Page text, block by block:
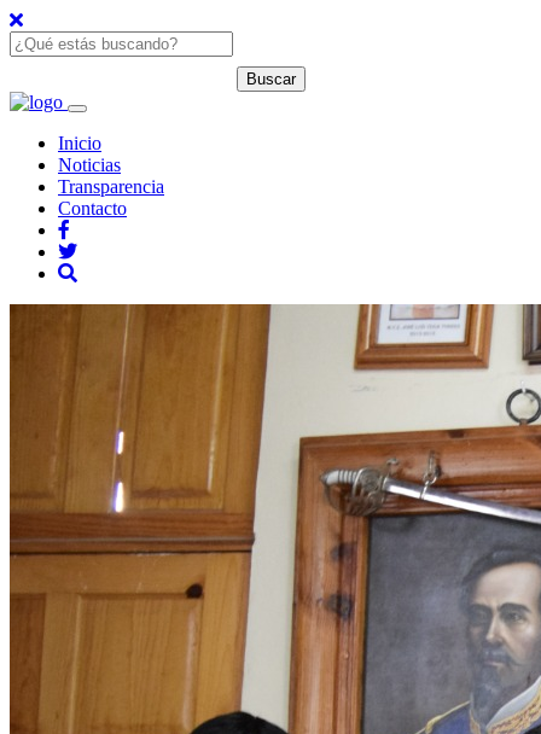
Inicio
Noticias
Transparencia
Contacto